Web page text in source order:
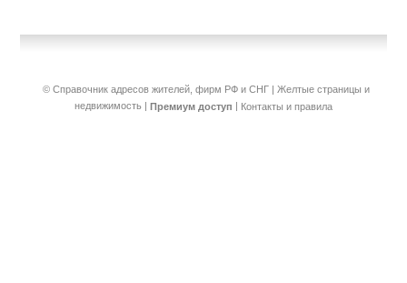
© Справочник адресов жителей, фирм РФ и СНГ | Желтые страницы и
недвижимость | Премиум доступ | Контакты и правила